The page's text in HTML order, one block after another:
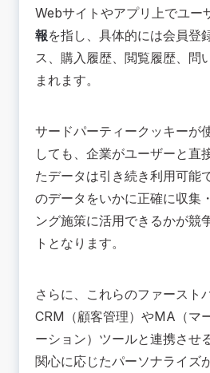
Webサイトやアプリ上でユー
報を指し、具体的には会員登
ス、購入履歴、閲覧履歴、問
まれます。
サードパーティークッキーが
しても、企業がユーザーと直
たデータは引き続き利用可能
のデータをいかに正確に収集
ング施策に活用できるかが競
トとなります。
さらに、これらのファースト
CRM（顧客管理）やMA（マ
ーション）ツールと連携させ
関心に応じたパーソナライズ